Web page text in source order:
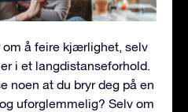
om å feire kjærlighet, selv
i et langdistanseforhold.
noen at du bryr deg på en
uforglemmelig? Selv om